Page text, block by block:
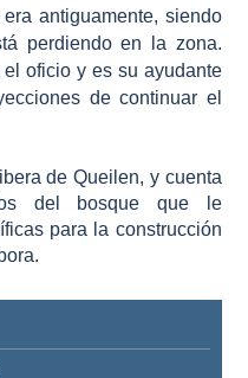
antiguamente, siendo
perdiendo en la zona.
oficio y es su ayudante
de continuar el
de Queilen, y cuenta
del bosque que le
para la construcción